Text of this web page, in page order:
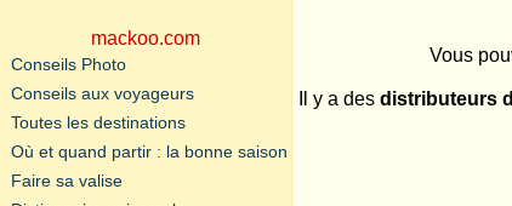
Vous
Il y a desdistributeurs
mackoo.com
Conseils Photo
Conseils aux voyageurs
Toutes les destinations
Où et quand partir : la bonne saison
Faire sa valise